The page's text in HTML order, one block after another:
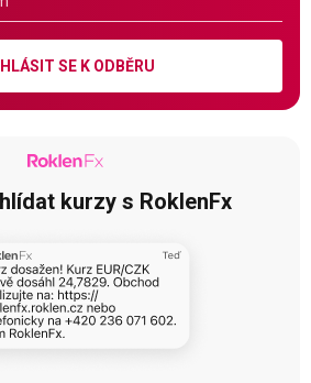
SE K ODBĚRU
kurzy s RoklenFx